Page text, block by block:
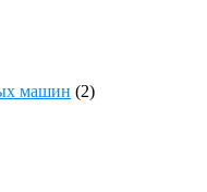
машин (2)